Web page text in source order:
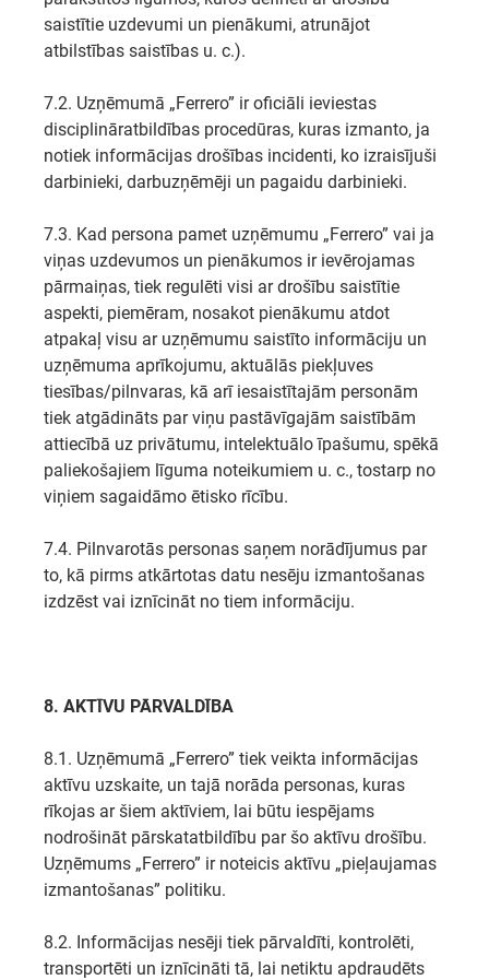
saistītie uzdevumi un pienākumi, atrunājot
atbilstības saistības u. c.).
7.2. Uzņēmumā „Ferrero” ir oficiāli ieviestas
disciplināratbildības procedūras, kuras izmanto, ja
notiek informācijas drošības incidenti, ko izraisījuši
darbinieki, darbuzņēmēji un pagaidu darbinieki.
7.3. Kad persona pamet uzņēmumu „Ferrero” vai ja
viņas uzdevumos un pienākumos ir ievērojamas
pārmaiņas, tiek regulēti visi ar drošību saistītie
aspekti, piemēram, nosakot pienākumu atdot
atpakaļ visu ar uzņēmumu saistīto informāciju un
uzņēmuma aprīkojumu, aktuālās piekļuves
tiesības/pilnvaras, kā arī iesaistītajām personām
tiek atgādināts par viņu pastāvīgajām saistībām
attiecībā uz privātumu, intelektuālo īpašumu, spēkā
paliekošajiem līguma noteikumiem u. c., tostarp no
viņiem sagaidāmo ētisko rīcību.
7.4. Pilnvarotās personas saņem norādījumus par
to, kā pirms atkārtotas datu nesēju izmantošanas
izdzēst vai iznīcināt no tiem informāciju.
8. AKTĪVU PĀRVALDĪBA
8.1. Uzņēmumā „Ferrero” tiek veikta informācijas
aktīvu uzskaite, un tajā norāda personas, kuras
rīkojas ar šiem aktīviem, lai būtu iespējams
nodrošināt pārskatatbildību par šo aktīvu drošību.
Uzņēmums „Ferrero” ir noteicis aktīvu „pieļaujamas
izmantošanas” politiku.
8.2. Informācijas nesēji tiek pārvaldīti, kontrolēti,
transportēti un iznīcināti tā, lai netiktu apdraudēts